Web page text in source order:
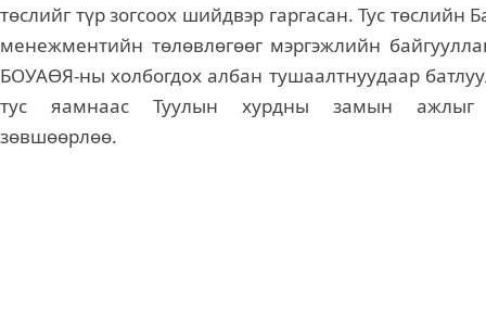
төслийг түр зогсоох шийдвэр гаргасан. Тус төслийн
менежментийн төлөвлөгөөг мэргэжлийн
БОУАӨЯ-ны холбогдох албан тушаалтнуудаар
тус яамнаас Туулын хурдны замын ажлыг
зөвшөөрлөө.